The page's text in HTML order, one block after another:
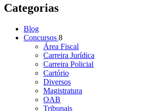
Categorias
Blog
Concursos 8
Área Fiscal
Carreira Jurídica
Carreira Policial
Cartório
Diversos
Magistratura
OAB
Tribunais